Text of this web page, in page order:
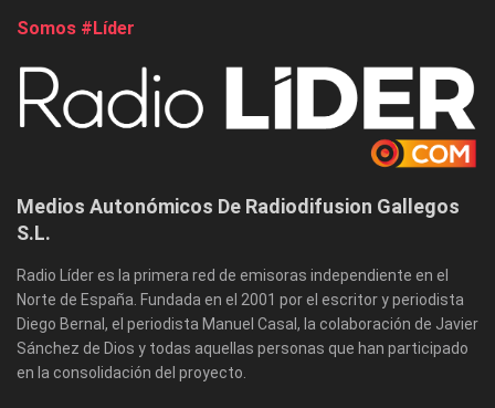
Somos #Líder
Medios Autonómicos De Radiodifusion Gallegos
S.L.
Radio Líder es la primera red de emisoras independiente en el
Norte de España. Fundada en el 2001 por el escritor y periodista
Diego Bernal, el periodista Manuel Casal, la colaboración de Javier
Sánchez de Dios y todas aquellas personas que han participado
en la consolidación del proyecto.